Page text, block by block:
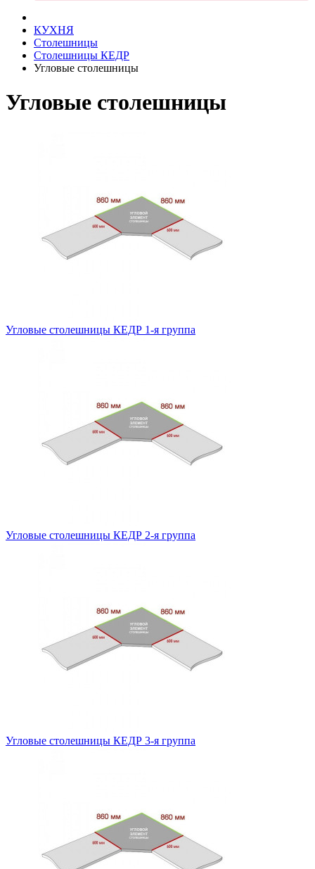
КУХНЯ
Столешницы
Столешницы КЕДР
Угловые столешницы
Угловые столешницы
Угловые столешницы КЕДР 1-я группа
Угловые столешницы КЕДР 2-я группа
Угловые столешницы КЕДР 3-я группа